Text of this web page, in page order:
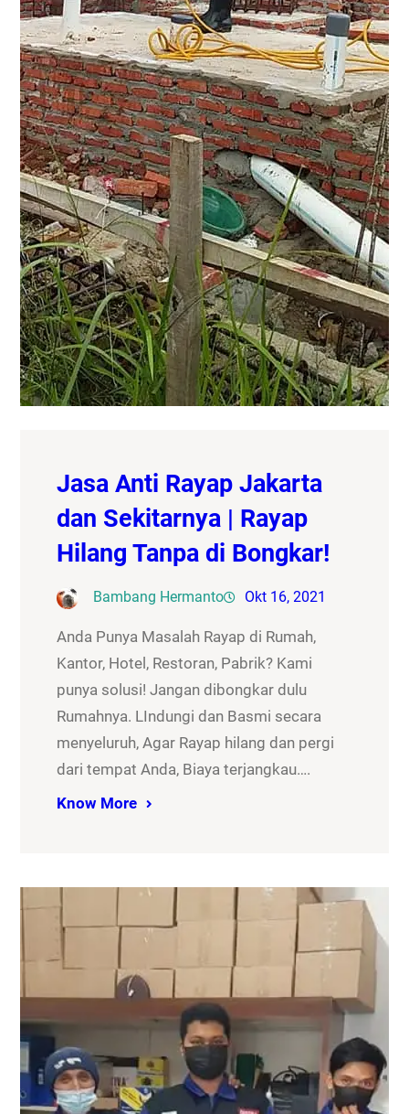
Jasa Anti Rayap Jakarta
dan Sekitarnya | Rayap
Hilang Tanpa di Bongkar!
Bambang Hermanto Okt 16, 2021
Anda Punya Masalah Rayap di Rumah,
Kantor, Hotel, Restoran, Pabrik? Kami
punya solusi! Jangan dibongkar dulu
Rumahnya. LIndungi dan Basmi secara
menyeluruh, Agar Rayap hilang dan pergi
dari tempat Anda, Biaya terjangkau….
Know More